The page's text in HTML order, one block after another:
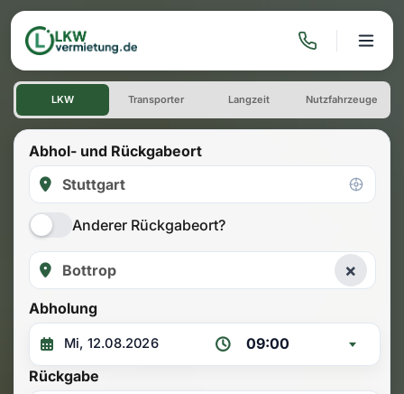
LKW mieten: Einwegmiete
LKW Transporter Langzeit Nutzfahrzeuge
Abhol- und Rückgabeort
Anderer Rückgabeort?
×
Abholung
09:00
Rückgabe